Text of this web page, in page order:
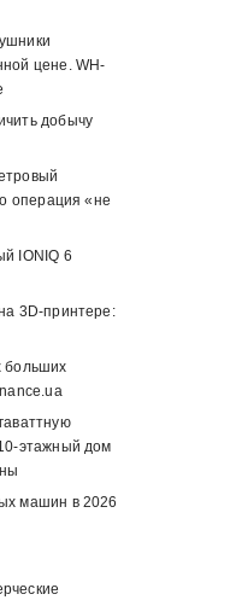
цене. WH-
добычу
операция «не
IONIQ 6
3D-принтере:
больших
этажный дом
машин в 2026